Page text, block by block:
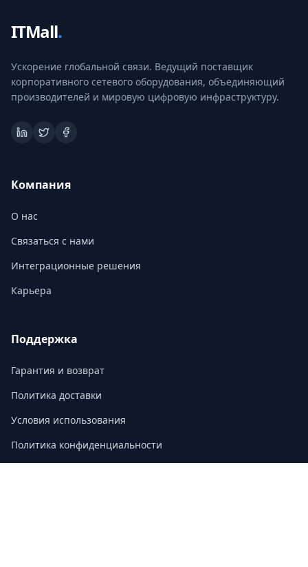
ITMall.
Ускорение глобальной связи. Ведущий поставщик
корпоративного сетевого оборудования, объединяющий
производителей и мировую цифровую инфраструктуру.
Компания
О нас
Связаться с нами
Интеграционные решения
Карьера
Поддержка
Гарантия и возврат
Политика доставки
Условия использования
Политика конфиденциальности